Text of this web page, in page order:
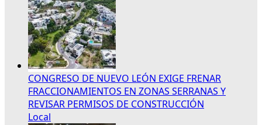
CONGRESO DE NUEVO LEÓN EXIGE FRENAR
FRACCIONAMIENTOS EN ZONAS SERRANAS Y
REVISAR PERMISOS DE CONSTRUCCIÓN
Local